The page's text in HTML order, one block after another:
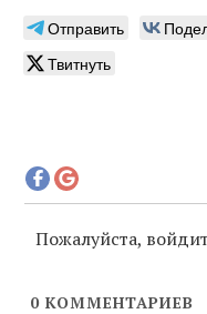
Отправить
Твитнуть
Пожалуйста,
0 КОММЕНТАРИЕВ